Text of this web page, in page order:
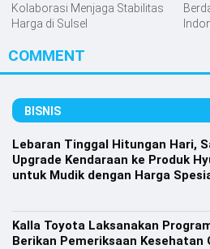
Kolaborasi Menjaga Stabilitas
Harga di Sulsel
COMMENT
BISNIS
Lebaran Tinggal Hitungan Hari,
Upgrade Kendaraan ke Produk
untuk Mudik dengan Harga
Kalla Toyota Laksanakan
Berikan Pemeriksaan Kesehatan